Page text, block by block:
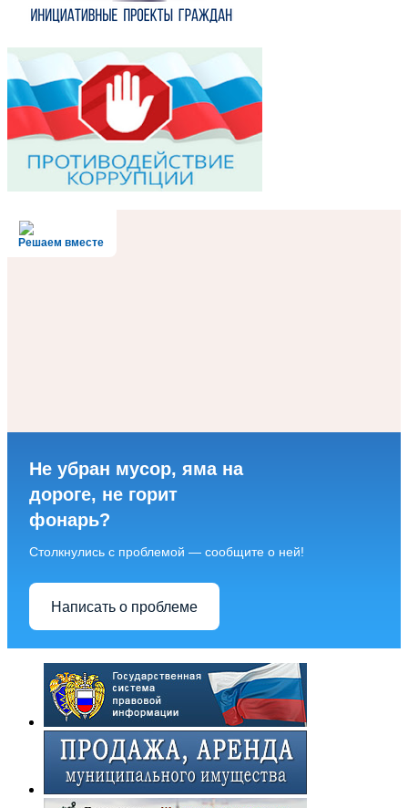
Решаем вместе
Не убран мусор, яма на
дороге, не горит
фонарь?
Столкнулись с проблемой — сообщите о ней!
Написать о проблеме